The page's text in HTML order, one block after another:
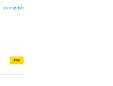
rss
in english